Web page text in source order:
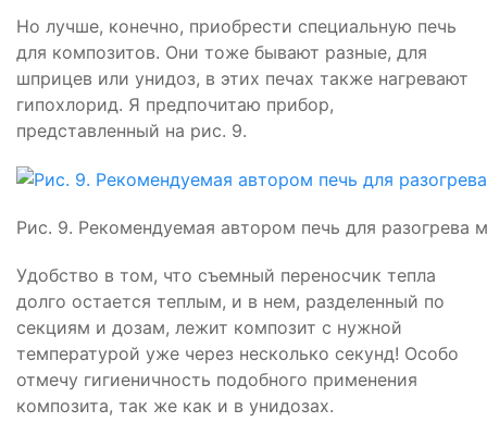
Но лучше, конечно, приобрести специальную печь
для композитов. Они тоже бывают разные, для
шприцев или унидоз, в этих печах также нагревают
гипохлорид. Я предпочитаю прибор,
представленный на рис. 9.
Рис. 9. Рекомендуемая автором печь для разогрева
Удобство в том, что съемный переносчик тепла
долго остается теплым, и в нем, разделенный по
секциям и дозам, лежит композит с нужной
температурой уже через несколько секунд! Особо
отмечу гигиеничность подобного применения
композита, так же как и в унидозах.